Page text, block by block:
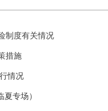
制度有关情况
措施
情况
专场）